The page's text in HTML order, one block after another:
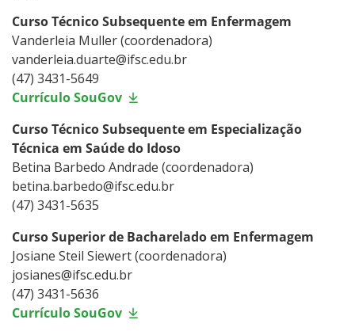
Curso Técnico Subsequente em Enfermagem
Vanderleia Muller (coordenadora)
vanderleia.duarte@ifsc.edu.br
(47) 3431-5649
Currículo SouGov
Curso Técnico Subsequente em Especialização
Técnica em Saúde do Idoso
Betina Barbedo Andrade (coordenadora)
betina.barbedo@ifsc.edu.br
(47) 3431-5635
Curso Superior de Bacharelado em Enfermagem
Josiane Steil Siewert (coordenadora)
josianes@ifsc.edu.br
(47) 3431-5636
Currículo SouGov